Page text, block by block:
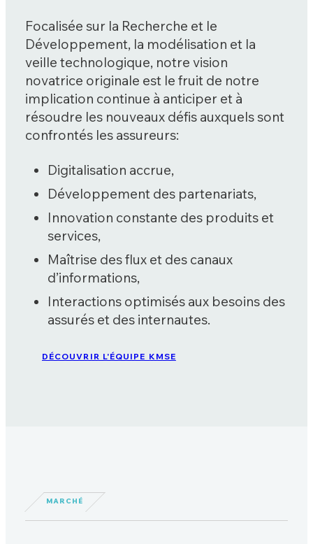
Focalisée sur la Recherche et le
Développement, la modélisation et la
veille technologique, notre vision
novatrice originale est le fruit de notre
implication continue à anticiper et à
résoudre les nouveaux défis auxquels sont
confrontés les assureurs:
Digitalisation accrue,
Développement des partenariats,
Innovation constante des produits et
services,
Maîtrise des flux et des canaux
d’informations,
Interactions optimisés aux besoins des
assurés et des internautes.
DÉCOUVRIR L'ÉQUIPE KMSE
MARCHÉ